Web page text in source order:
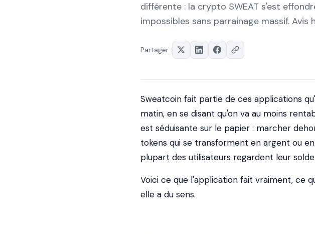
différente : la crypto SWEAT s'est
impossibles sans parrainage massif. Avis
Partager :
Sweatcoin fait partie de ces applications
matin, en se disant qu'on va au moins
est séduisante sur le papier : marcher
tokens qui se transforment en argent ou
plupart des utilisateurs regardent leur
Voici ce que l'application fait vraiment, ce
elle a du sens.